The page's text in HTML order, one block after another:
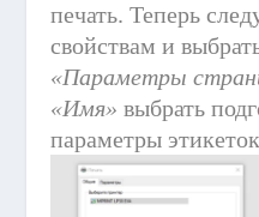
печать. Теперь
свойствам и
«Параметры
«Имя» выбрать
параметры